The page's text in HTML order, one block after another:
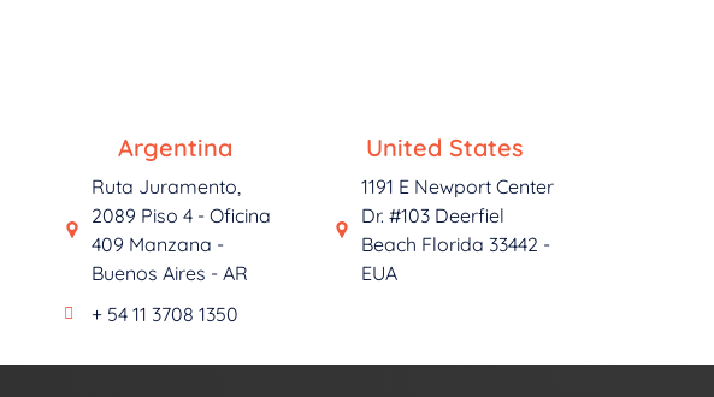
Argentina
Ruta Juramento,
2089 Piso 4 - Oficina
409 Manzana -
Buenos Aires - AR
+ 54 11 3708 1350
United States
1191 E Newport Center
Dr. #103 Deerfiel
Beach Florida 33442 -
EUA